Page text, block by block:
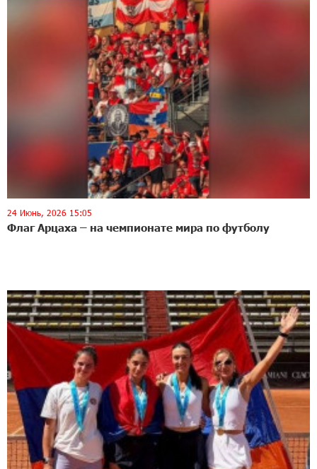
24 Июнь, 2026 15:05
Флаг Арцаха – на чемпионате мира по футболу